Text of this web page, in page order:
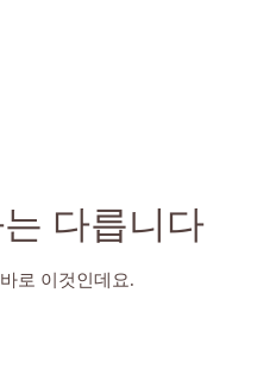
다릅니다
로 이것인데요.